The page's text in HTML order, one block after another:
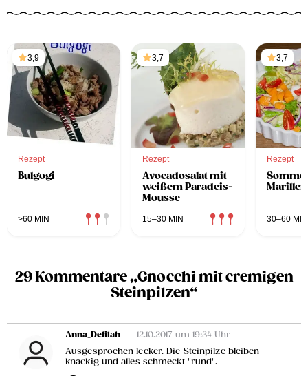
3,9
Rezept
Bulgogi
>60 MIN
3,7
Rezept
Avocadosalat mit
weißem Paradeis-
Mousse
15–30 MIN
3,7
Rezept
30–60 MIN
29 Kommentare „Gnocchi mit cremigen
Steinpilzen“
Anna_Delilah — 12.10.2017 um 19:34 Uhr
Ausgesprochen lecker. Die Steinpilze bleiben
knackig und alles schmeckt "rund".